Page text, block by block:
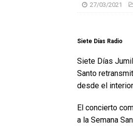
27/03/2021
Siete Días Radio
Siete Días
Santo
desde el
El concierto
a la Semana